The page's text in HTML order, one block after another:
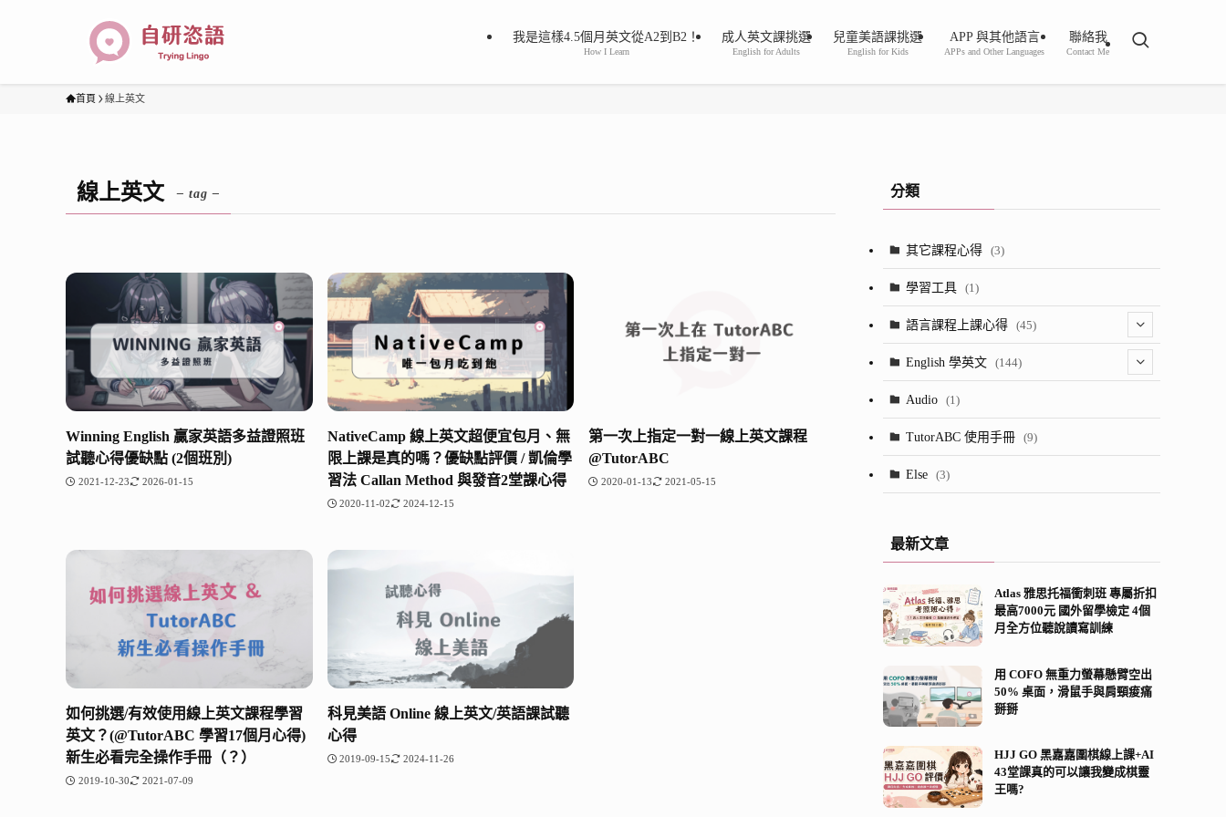
我是這樣4.5個月英文從A2到B2！
How I Learn
成人英文課挑選
English for Adults
兒童美語課挑選
English for Kids
APP 與其他語言
APPs and Other Languages
聯絡我
Contact Me
首頁 線上英文
線上英文 – tag –
Winning English 贏家英語多益證照班
試聽心得優缺點 (2個班別)
2021-12-23 2026-01-15
NativeCamp 線上英文超便宜包月、無
限上課是真的嗎？優缺點評價 / 凱倫學
習法 Callan Method 與發音2堂課心得
2020-11-02 2024-12-15
第一次上指定一對一線上英文課程
@TutorABC
2020-01-13 2021-05-15
如何挑選/有效使用線上英文課程學習
英文？(@TutorABC 學習17個月心得)
新生必看完全操作手冊（？）
2019-10-30 2021-07-09
科見美語 Online 線上英文/英語課試聽
心得
2019-09-15 2024-11-26
分類
其它課程心得 (3)
學習工具 (1)
語言課程上課心得 (45)
(2)
English 學英文 (144)
(13)
(8)
(21)
Audio (1)
TutorABC 使用手冊 (9)
Else (3)
最新文章
Atlas 雅思托福衝刺班 專屬折扣
最高7000元 國外留學檢定 4個
月全方位聽說讀寫訓練
用 COFO 無重力螢幕懸臂空出
50% 桌面，滑鼠手與肩頸痠痛
掰掰
HJJ GO 黑嘉嘉圍棋線上課+AI
43堂課真的可以讓我變成棋靈
王嗎?